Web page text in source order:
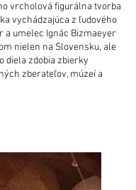
vrcholová figurálna tvorba
vychádzajúca z ľudového
a umelec Ignác Bizmaeyer
nielen na Slovensku, ale
diela zdobia zbierky
zberateľov, múzeí a